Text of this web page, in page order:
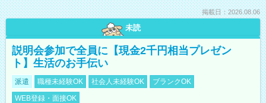
掲載日：2026.08.06
未読
説明会参加で全員に【現金2千円相当プレゼン
ト】生活のお手伝い
派遣 職種未経験OK 社会人未経験OK
ブランクOK
WEB登録・面接OK